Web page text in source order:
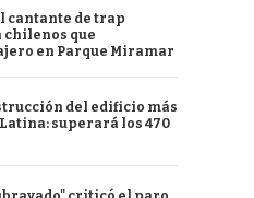
cantante de trap
chilenos que
en Parque Miramar
del edificio más
superará los 470